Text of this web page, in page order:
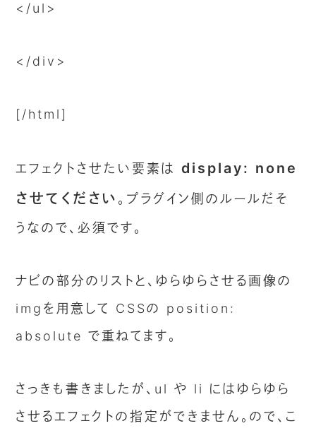
</ul>
</div>
[/html]
エフェクトさせたい要素は display: none
させてください 。プラグイン側のルールだそ
うなので、必須です。
ナビの部分のリストと、ゆらゆらさせる画像の
imgを用意して CSSの position:
absolute で重ねてます。
さっきも書きましたが、ul や li にはゆらゆら
させるエフェクトの指定ができません。ので、こ